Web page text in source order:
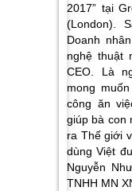
2017” tại
(London).
Doanh
nghệ thuật
CEO. Là
mong
công ăn
giúp bà con
ra Thế giới
dùng Việt
Nguyễn
TNHH MN